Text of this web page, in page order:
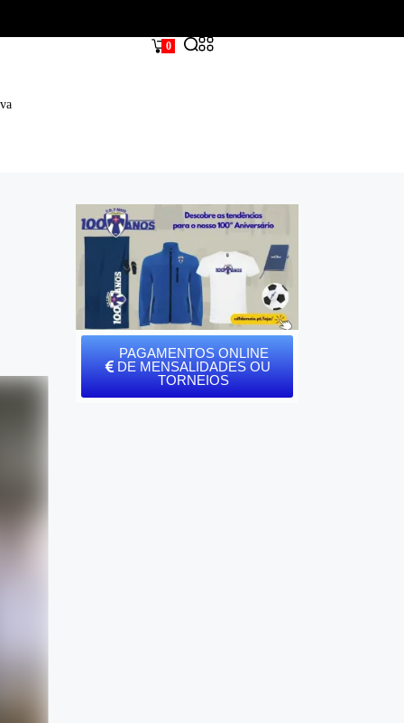
0
PAGAMENTOS ONLINE
DE MENSALIDADES OU
TORNEIOS